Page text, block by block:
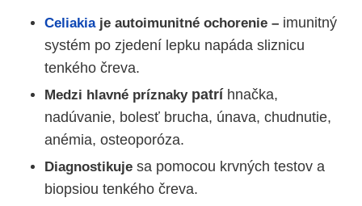
Celiakiaje autoimunitné ochorenie – imunitný
systém po zjedení lepku napáda sliznicu
tenkého čreva.
Medzi hlavné príznaky patríhnačka,
nadúvanie, bolesť brucha, únava, chudnutie,
anémia, osteoporóza.
Diagnostikuje sa pomocou krvných testov a
biopsiou tenkého čreva.